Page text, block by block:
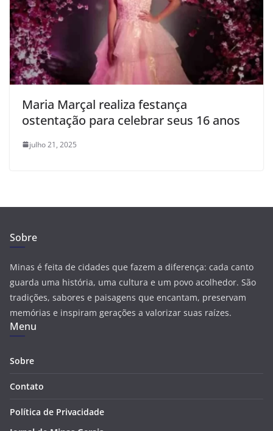
Maria Marçal realiza festança
ostentação para celebrar seus 16 anos
julho 21, 2025
Sobre
Minas é feita de cidades que fazem a diferença: cada canto
guarda uma história, uma cultura e um povo acolhedor. São
tradições, sabores e paisagens que encantam, preservam
memórias e inspiram gerações a valorizar suas raízes.
Menu
Sobre
Contato
Política de Privacidade